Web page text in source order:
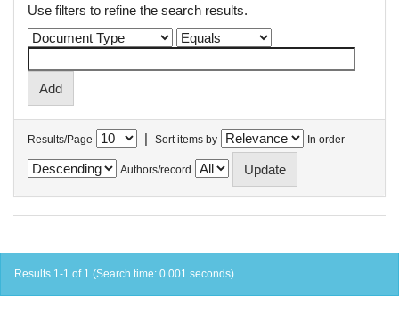
Use filters to refine the search results.
Results/Page | Sort items by In order
Authors/record
Results 1-1 of 1 (Search time: 0.001 seconds).